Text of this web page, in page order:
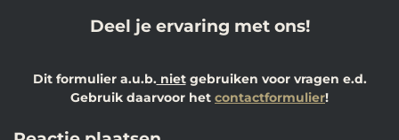
Deel je ervaring met ons!
Dit formulier a.u.b.nietgebruiken voor vragen e.d.
Gebruik daarvoor het contactformulier!